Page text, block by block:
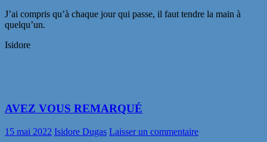
J’ai compris qu’à chaque jour qui passe, il faut tendre la main à
quelqu’un.
Isidore
AVEZ VOUS REMARQUÉ
15 mai 2022 Isidore Dugas Laisser un commentaire